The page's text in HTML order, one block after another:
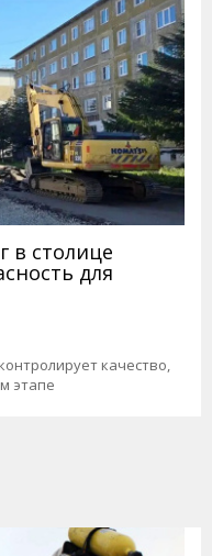
в столице
для
качество,
этапе